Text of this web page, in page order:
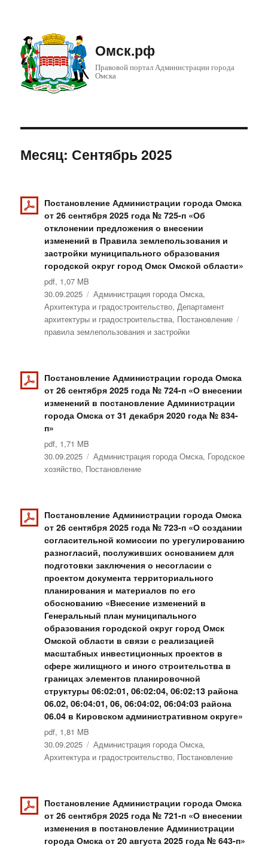
Омск.рф
Правовой портал Администрации города
Омска
Месяц: Сентябрь 2025
Постановление Администрации города Омска
от 26 сентября 2025 года № 725-п «Об
отклонении предложения о внесении
изменений в Правила землепользования и
застройки муниципального образования
городской округ город Омск Омской области»
pdf, 1,07 MB
Опубликовано
30.09.2025 Рубрики
Администрация города Омска,
Архитектура и градостроительство,Департамент
архитектуры и градостроительства, Постановление
правила землепользования и застройки
Постановление Администрации города Омска
от 26 сентября 2025 года № 724-п «О внесении
изменений в постановление Администрации
города Омска от 31 декабря 2020 года № 834-
п»
pdf, 1,71 MB
Опубликовано
30.09.2025 Рубрики
Администрация города Омска, Городское
хозяйство, Постановление
Постановление Администрации города Омска
от 26 сентября 2025 года № 723-п «О создании
согласительной комиссии по урегулированию
разногласий, послуживших основанием для
подготовки заключения о несогласии с
проектом документа территориального
планирования и материалов по его
обоснованию «Внесение изменений в
Генеральный план муниципального
образования городской округ город Омск
Омской области в связи с реализацией
масштабных инвестиционных проектов в
сфере жилищного и иного строительства в
границах элементов планировочной
структуры 06:02:01, 06:02:04, 06:02:13 района
06.02, 06:04:01, 06, 06:04:02, 06:04:03 района
06.04 в Кировском административном округе»
pdf, 1,81 MB
Опубликовано
30.09.2025 Рубрики
Администрация города Омска,
Архитектура и градостроительство, Постановление
Постановление Администрации города Омска
от 26 сентября 2025 года № 721-п «О внесении
изменения в постановление Администрации
города Омска от 20 августа 2025 года № 643-п»